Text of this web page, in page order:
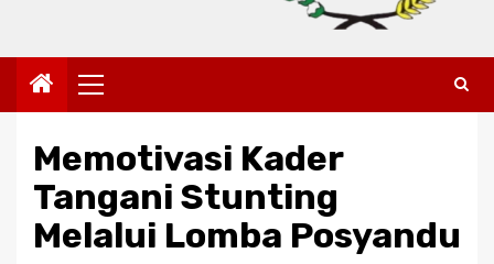
Primary
Menu
Memotivasi Kader
Tangani Stunting
Melalui Lomba Posyandu